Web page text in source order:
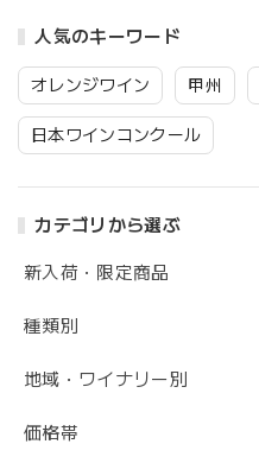
人気のキーワード
オレンジワイン 甲州
日本ワインコンクール
カテゴリから選ぶ
新入荷・限定商品
種類別
地域・ワイナリー別
価格帯